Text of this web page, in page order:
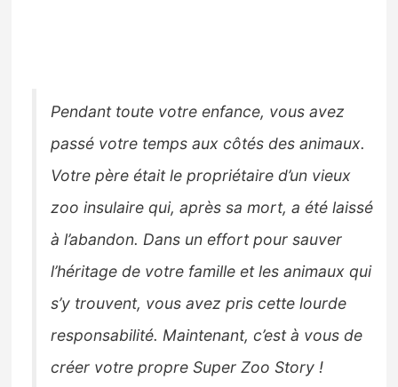
Pendant toute votre enfance, vous avez
passé votre temps aux côtés des animaux.
Votre père était le propriétaire d’un vieux
zoo insulaire qui, après sa mort, a été laissé
à l’abandon. Dans un effort pour sauver
l’héritage de votre famille et les animaux qui
s’y trouvent, vous avez pris cette lourde
responsabilité. Maintenant, c’est à vous de
créer votre propre Super Zoo Story !